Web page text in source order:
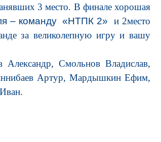
3 место. В финале хорошая
– команду «НТПК 2»и 2место
за великолепную игру и вашу
Смольнов Владислав,
Артур, Мардышкин Ефим,